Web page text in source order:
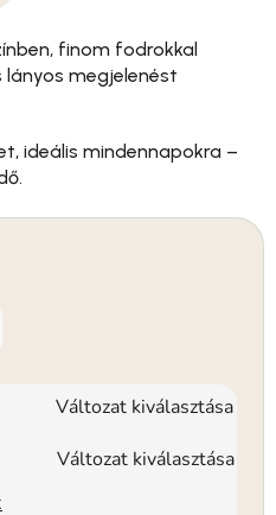
finom fodrokkal
megjelenést
ideális mindennapokra –
Változat kiválasztása
Változat kiválasztása